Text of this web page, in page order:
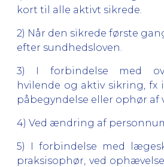
kort til alle aktivt sikrede.
2) Når den sikrede første
efter sundhedsloven.
3) I forbindelse med
hvilende og aktiv sikring, fx
påbegyndelse eller ophør af
4) Ved ændring af
5) I forbindelse med
praksisophør, ved